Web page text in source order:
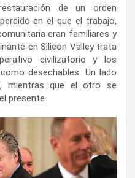
de un orden
en el que el trabajo,
eran familiares y
en Silicon Valley trata
civilizatorio y los
desechables. Un lado
mientras que el otro se
presente.